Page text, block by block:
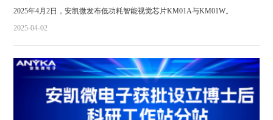
2025年4月2日，安凯微发布低功耗智能视觉芯片KM01A与KM01W。
2025-04-02